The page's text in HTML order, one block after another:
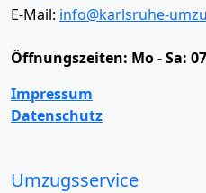
E-Mail: info@karlsruhe-
Öffnungszeiten: Mo - Sa:
Impressum
Datenschutz
Umzugsservice